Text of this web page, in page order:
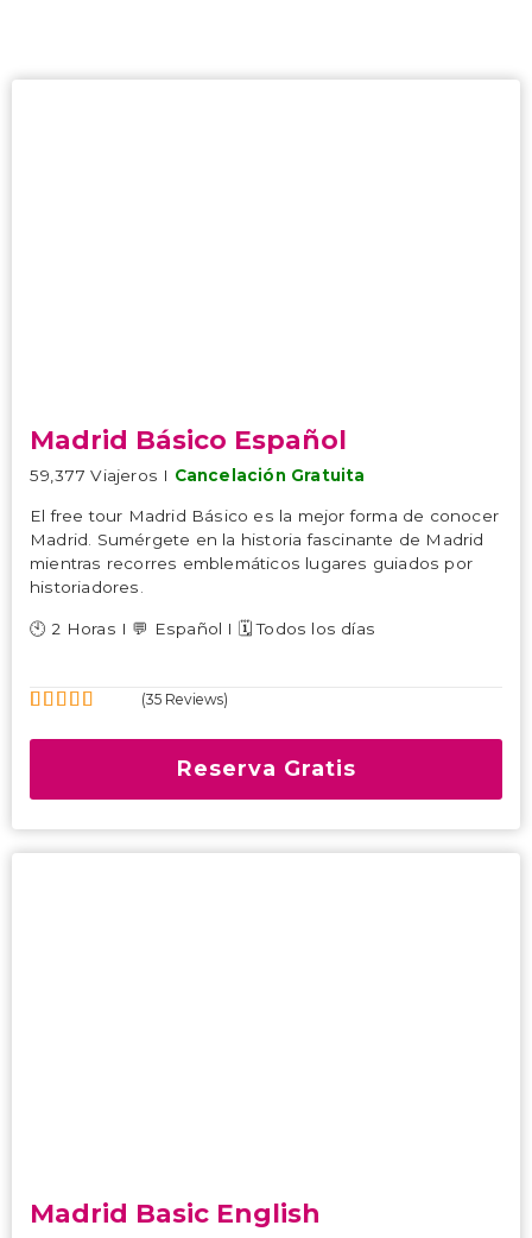
Madrid Básico Español
59,377 Viajeros I Cancelación Gratuita
El free tour Madrid Básico es la mejor forma de conocer
Madrid. Sumérgete en la historia fascinante de Madrid
mientras recorres emblemáticos lugares guiados por
historiadores.
🕙 2 Horas I 💬 Español I 🗓️ Todos los días
(35 Reviews)
Reserva Gratis
Madrid Basic English